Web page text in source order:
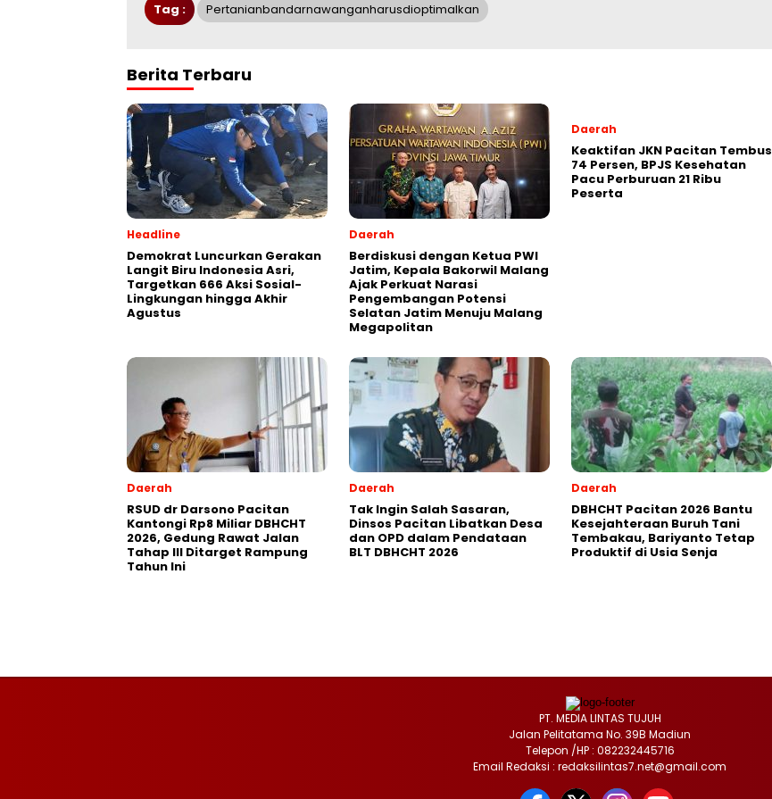
Tag : Pertanianbandarnawanganharusdioptimalkan
Berita Terbaru
Headline
Demokrat Luncurkan Gerakan
Langit Biru Indonesia Asri,
Targetkan 666 Aksi Sosial-
Lingkungan hingga Akhir
Agustus
Daerah
Berdiskusi dengan Ketua PWI
Jatim, Kepala Bakorwil Malang
Ajak Perkuat Narasi
Pengembangan Potensi
Selatan Jatim Menuju Malang
Megapolitan
Daerah
Keaktifan JKN Pacitan Tembus
74 Persen, BPJS Kesehatan
Pacu Perburuan 21 Ribu
Peserta
Daerah
RSUD dr Darsono Pacitan
Kantongi Rp8 Miliar DBHCHT
2026, Gedung Rawat Jalan
Tahap III Ditarget Rampung
Tahun Ini
Daerah
Tak Ingin Salah Sasaran,
Dinsos Pacitan Libatkan Desa
dan OPD dalam Pendataan
BLT DBHCHT 2026
Daerah
DBHCHT Pacitan 2026 Bantu
Kesejahteraan Buruh Tani
Tembakau, Bariyanto Tetap
Produktif di Usia Senja
PT. MEDIA LINTAS TUJUH
Jalan Pelitatama No. 39B Madiun
Telepon /HP : 082232445716
Email Redaksi : redaksilintas7.net@gmail.com